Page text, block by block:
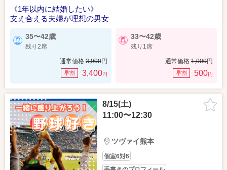
《1年以内に結婚したい》
支え合える夫婦が理想の男女
35〜42歳
残り2席
通常価格 3,900円
早割 3,400円
33〜42歳
残り1席
通常価格 1,000円
早割 500円
8/15(土)
11:00〜12:30
ツヴァイ熊本
個室6対6